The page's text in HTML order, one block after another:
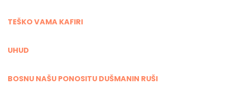
TEŠKO VAMA KAFIRI
UHUD
BOSNU NAŠU PONOSITU DUŠMANIN RUŠI